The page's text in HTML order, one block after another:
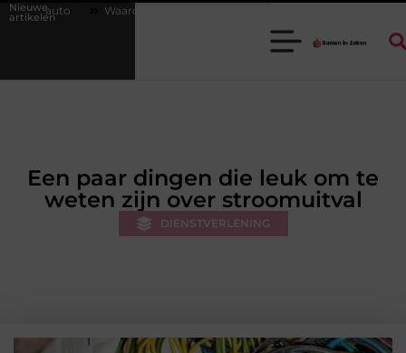
Nieuwe
artikeleneen goede stukadoorgroothandel het werk van de stukadoor
Een paar dingen die leuk om te
weten zijn over stroomuitval
DIENSTVERLENING